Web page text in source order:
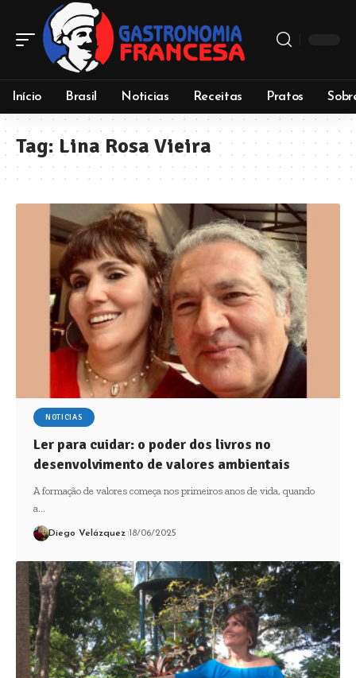
Início Brasil Noticias Receitas Pratos
Tag: Lina Rosa Vieira
NOTICIAS
Ler para cuidar: o poder dos livros no
desenvolvimento de valores ambientais
A formação de valores começa nos primeiros anos de vida, quando
a…
Diego Velázquez 18/06/2025